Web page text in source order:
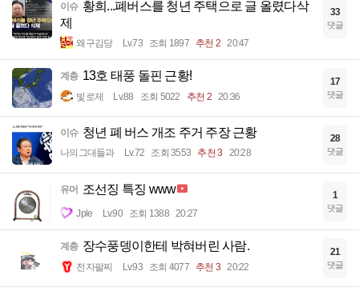
이슈 황희...폐버스를 청년 주택으로 글 올렸다삭
제
왜구김당 Lv.73 조회 1897 추천 2 20:47
33
댓글
계층 13호 태풍 돌핀 근황!
빛로제 Lv.88 조회 5022 추천 2 20:36
17
댓글
이슈 청년 폐 버스 개조 주거 주장 근황
나의그대들과 Lv.72 조회 3553 추천 3 20:28
28
댓글
유머 조선징 특징 www
Jple Lv.90 조회 1388 20:27
1
댓글
계층 장수풍뎅이한테 박혀버린 사람.
전자팔찌 Lv.93 조회 4077 추천 3 20:22
21
댓글